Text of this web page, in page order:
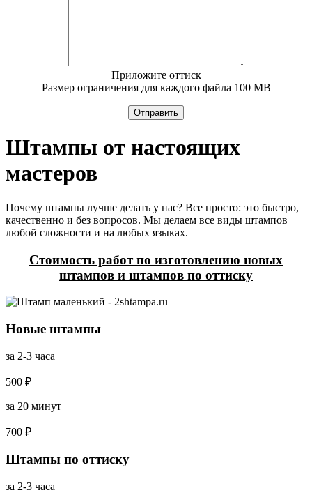
Приложите оттиск
Размер ограничения для каждого файла 100 MB
Отправить
Штампы от настоящих
мастеров
Почему штампы лучше делать у нас? Все просто: это быстро,
качественно и без вопросов. Мы делаем все виды штампов
любой сложности и на любых языках.
Стоимость работ по изготовлению новых
штампов и штампов по оттиску
Новые штампы
за 2-3 часа
500 ₽
за 20 минут
700 ₽
Штампы по оттиску
за 2-3 часа